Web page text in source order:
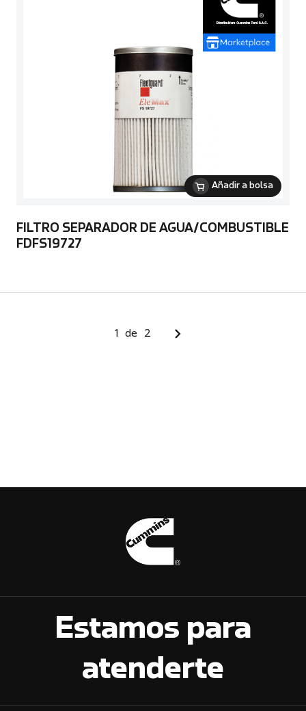
Añadir a bolsa
FILTRO SEPARADOR DE AGUA/COMBUSTIBLE
FDFS19727
1 de 2
Estamos para
atenderte